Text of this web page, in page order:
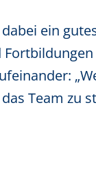
ein
Team zu